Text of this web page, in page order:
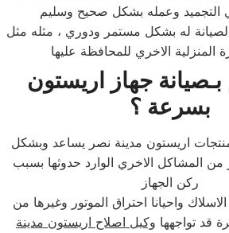
التجميد وعمله بشكل صحيح وسليم
له بشكل مستمر ودوري ، مثله مثل
بـصيانة جهاز اريستون
بسرعة ؟
اريستون مدينة نصر يساعد وبشكل
المشاكل الاخري الوارد حدوثها بسبب
ركن الجهاز
واحيانا احتراق الموتور وغيرها من
قد تواجهها وكيل اصلاح اريستون مدينة